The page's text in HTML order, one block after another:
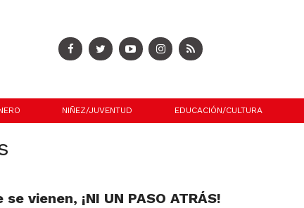
NIÑEZ/JUVENTUD EDUCACIÓN/CULTURA
vienen, ¡NI UN PASO ATRÁS!